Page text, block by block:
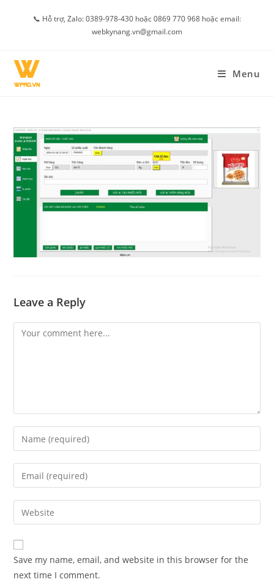
📞 Hỗ trợ, Zalo: 0389-978-430 hoặc 0869 770 968 hoặc email:
webkynang.vn@gmail.com
Menu
Leave a Reply
Comment
Enter
your
name
comment
Enter
your
email
address
comment
Enter
your
website
URL
(optional)
Save my name, email, and website in this browser for the
next time I comment.